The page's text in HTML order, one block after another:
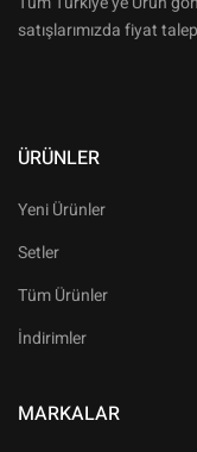
satışlarımızda fiyat
ÜRÜNLER
Yeni Ürünler
Setler
Tüm Ürünler
İndirimler
MARKALAR